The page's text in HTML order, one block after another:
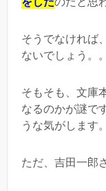
そうでなければ
ないでしょう。。
そもそも、文庫
なるのかが謎で
うな気がします。
ただ、吉田一郎